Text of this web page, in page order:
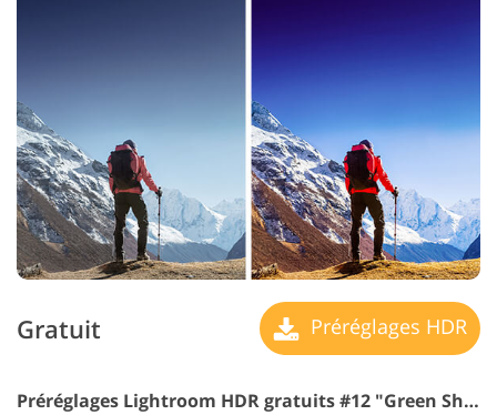
Gratuit Préréglages HDR
Préréglages Lightroom HDR gratuits #12 "Green Shadows"